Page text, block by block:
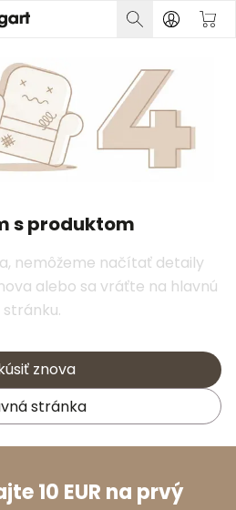
s produktom
nemôžeme načítať detaily
alebo sa vráťte na hlavnú
stránku.
znova
stránka
10 EUR na prvý